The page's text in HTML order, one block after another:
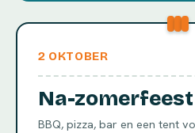
2 OKTOBER
Na-zomerfeest
BBQ, pizza, bar en een tent